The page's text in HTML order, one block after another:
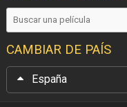
CAMBIAR DE PAÍS
España